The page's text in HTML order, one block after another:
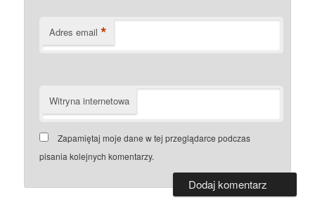
Adres email *
Witryna internetowa
Zapamiętaj moje dane w tej przeglądarce podczas
pisania kolejnych komentarzy.